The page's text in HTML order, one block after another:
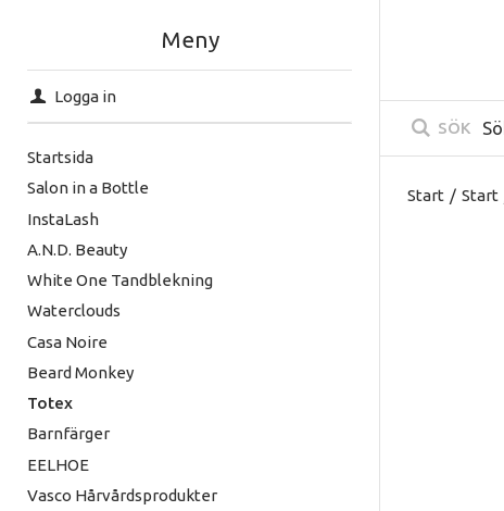
Meny
Logga in
Startsida
Salon in a Bottle
InstaLash
A.N.D. Beauty
White One Tandblekning
Waterclouds
Casa Noire
Beard Monkey
Totex
Barnfärger
EELHOE
Vasco Hårvårdsprodukter
SÖK
Start / Start